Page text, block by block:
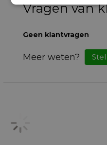
Vragen van
Geen klantvragen
Meer weten?